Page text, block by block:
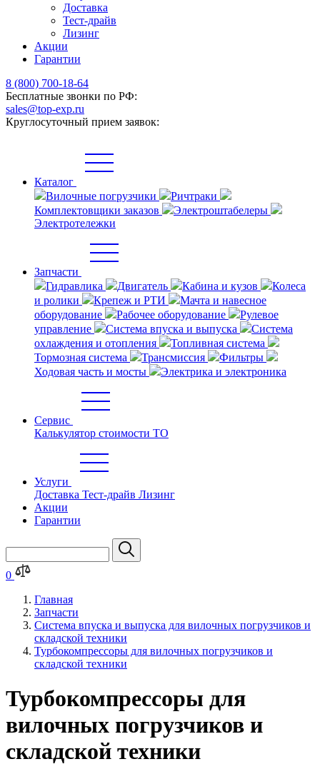
Доставка
Тест-драйв
Лизинг
Акции
Гарантии
8 (800) 700-18-64
Бесплатные звонки по РФ:
sales@top-exp.ru
Круглосуточный прием заявок:
Каталог
Вилочные погрузчики
Ричтраки
Комплектовщики заказов
Электроштабелеры
Электротележки
Запчасти
Гидравлика
Двигатель Кабина и кузов
Колеса
и ролики
Крепеж и РТИ
Мачта и навесное
оборудование
Рабочее оборудование
Рулевое
управление
Система впуска и выпуска
Система
охлаждения и отопления
Топливная система
Тормозная система
Трансмиссия
Фильтры
Ходовая часть и мосты
Электрика и электроника
Сервис
Калькулятор стоимости ТО
Услуги
Доставка Тест-драйв Лизинг
Акции
Гарантии
0
Главная
Запчасти
Система впуска и выпуска для вилочных погрузчиков и
складской техники
Турбокомпрессоры для вилочных погрузчиков и
складской техники
Турбокомпрессоры для
вилочных погрузчиков и
складской техники